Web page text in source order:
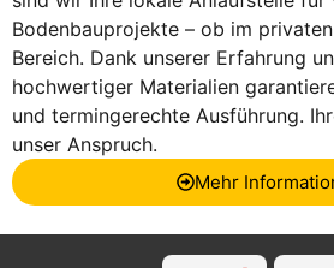
Bodenbauprojekte – ob im
Bereich. Dank unserer Erfahrung
hochwertiger Materialien
und termingerechte Ausführung.
unser Anspruch.
Mehr